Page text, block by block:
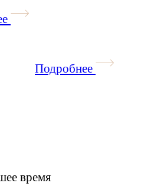
Подробнее
время